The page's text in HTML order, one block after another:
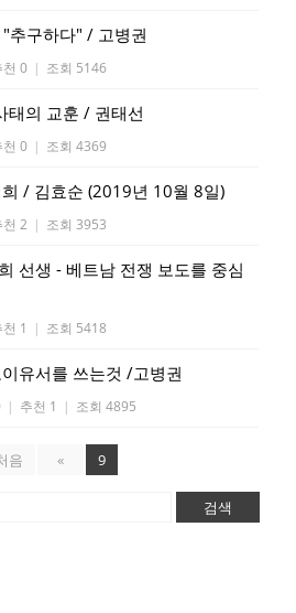
추구하다" / 고병권
천 0 | 조회 5146
태의 교훈 / 권태선
천 0 | 조회 4369
/ 김효순 (2019년 10월 8일)
천 2 | 조회 3953
선생 - 베트남 전쟁 보도를 중심
1 | 조회 5418
유서를 쓰는것 /고병권
| 추천 1 | 조회 4895
음 « 9
검색